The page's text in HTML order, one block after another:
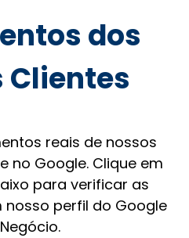
dos
Clientes
reais de nossos
no Google. Clique em
para verificar as
nosso perfil do Google